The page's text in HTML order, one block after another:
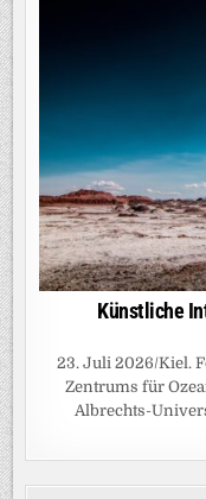
Künstliche
23. Juli 2026/Kiel.
Zentrums für
Albrechts-